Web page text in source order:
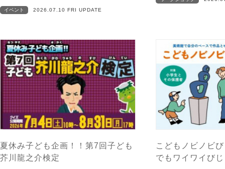
イベント 2026.07.10 FRI UPDATE
夏休み子ども企画！！第7回子ども
芥川龍之介検定
こどもノビノビ
でもワイワイび